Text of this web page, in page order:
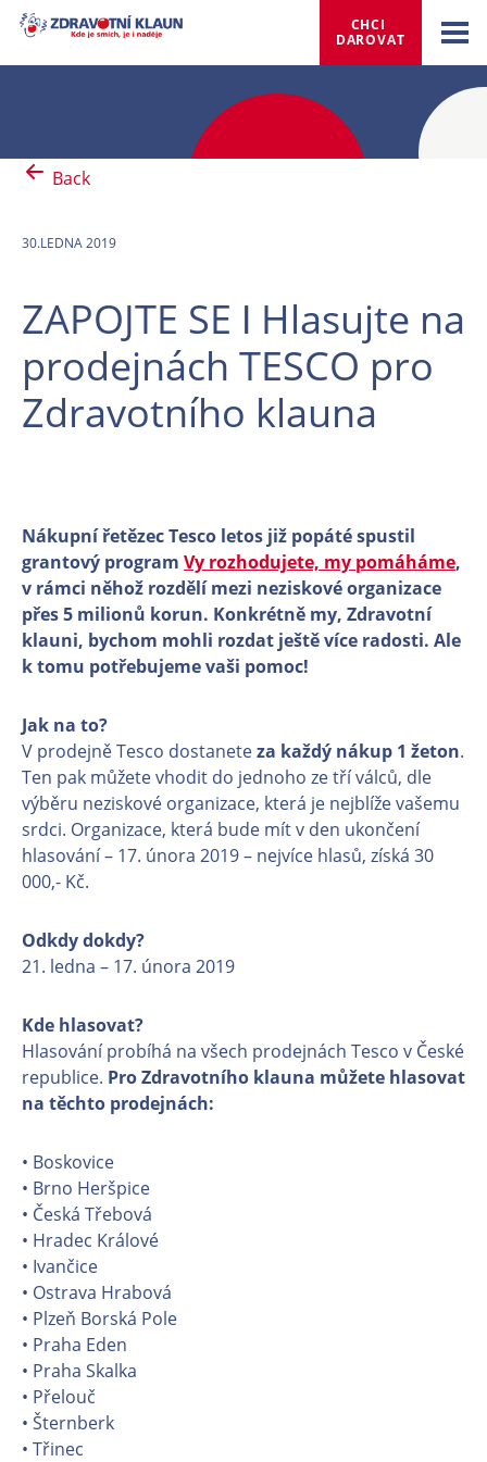
CHCI
DAROVAT
Back
30.LEDNA 2019
ZAPOJTE SE ǀ Hlasujte na
prodejnách TESCO pro
Zdravotního klauna
Nákupní řetězec Tesco letos již popáté spustil
grantový program Vy rozhodujete, my pomáháme,
v rámci něhož rozdělí mezi neziskové organizace
přes 5 milionů korun. Konkrétně my, Zdravotní
klauni, bychom mohli rozdat ještě více radosti. Ale
k tomu potřebujeme vaši pomoc!
Jak na to?
V prodejně Tesco dostaneteza každý nákup 1 žeton.
Ten pak můžete vhodit do jednoho ze tří válců, dle
výběru neziskové organizace, která je nejblíže vašemu
srdci. Organizace, která bude mít v den ukončení
hlasování – 17. února 2019 – nejvíce hlasů, získá 30
000,- Kč.
Odkdy dokdy?
21. ledna – 17. února 2019
Kde hlasovat?
Hlasování probíhá na všech prodejnách Tesco v České
republice. Pro Zdravotního klauna můžete hlasovat
na těchto prodejnách:
• Boskovice
• Brno Heršpice
• Česká Třebová
• Hradec Králové
• Ivančice
• Ostrava Hrabová
• Plzeň Borská Pole
• Praha Eden
• Praha Skalka
• Přelouč
• Šternberk
• Třinec